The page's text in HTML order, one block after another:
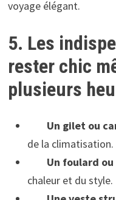
voyage élégant.
5. Les
rester chic
plusieurs
Un gilet ou
de la climatisation.
Un foulard
chaleur et du style.